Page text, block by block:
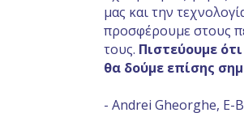
μας και την
προσφέρουμε στους
τους. Πιστεύουμε
θα δούμε επίσης
- Andrei Gheorghe, E-